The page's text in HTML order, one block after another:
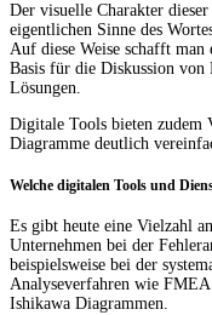
Der visuelle Charakter
eigentlichen Sinne des
Auf diese Weise schafft man
Basis für die Diskussion von
Lösungen.
Digitale Tools bieten zudem
Diagramme deutlich
Welche digitalen Tools und
Es gibt heute eine Vielzahl
Unternehmen bei der
beispielsweise bei der
Analyseverfahren wie
Ishikawa Diagrammen.